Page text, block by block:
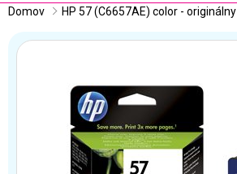
Domov HP 57 (C6657AE) color - originálny